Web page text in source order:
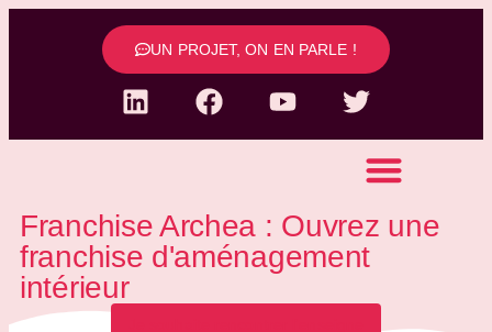
UN PROJET, ON EN PARLE !
Franchise Archea : Ouvrez une
franchise d'aménagement
intérieur